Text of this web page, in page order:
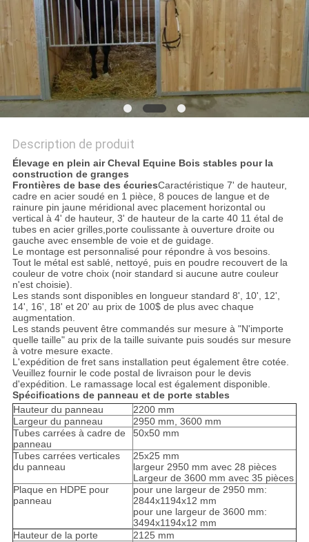
POLITIQUE
EN
MATIÈRE
DE
PROTECTION
LA
VIE
PRIVÉE
Description de produit
Élevage en plein air Cheval Equine Bois stables pour la
construction de granges
Frontières de base des écuriesCaractéristique 7' de hauteur,
cadre en acier soudé en 1 pièce, 8 pouces de langue et de
rainure pin jaune méridional avec placement horizontal ou
vertical à 4' de hauteur, 3' de hauteur de la carte 40 11 étal de
tubes en acier grilles,porte coulissante à ouverture droite ou
gauche avec ensemble de voie et de guidage.
Le montage est personnalisé pour répondre à vos besoins.
Tout le métal est sablé, nettoyé, puis en poudre recouvert de la
couleur de votre choix (noir standard si aucune autre couleur
n'est choisie).
Les stands sont disponibles en longueur standard 8', 10', 12',
14', 16', 18' et 20' au prix de 100$ de plus avec chaque
augmentation.
Les stands peuvent être commandés sur mesure à "N'importe
quelle taille" au prix de la taille suivante puis soudés sur mesure
à votre mesure exacte.
L'expédition de fret sans installation peut également être cotée.
Veuillez fournir le code postal de livraison pour le devis
d'expédition. Le ramassage local est également disponible.
Spécifications de panneau et de porte stables
Hauteur du panneau
2200 mm
Largeur du panneau
2950 mm, 3600 mm
Tubes carrées à cadre de
panneau
50x50 mm
Tubes carrées verticales
du panneau
25x25 mm
largeur 2950 mm avec 28 pièces
Largeur de 3600 mm avec 35 pièces
Plaque en HDPE pour
panneau
pour une largeur de 2950 mm:
2844x1194x12 mm
pour une largeur de 3600 mm:
3494x1194x12 mm
Hauteur de la porte
2125 mm